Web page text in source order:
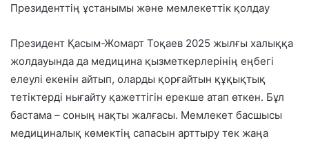
Президенттің ұстанымы және мемлекеттік қолдау
Президент Қасым-Жомарт Тоқаев 2025 жылғы халыққа
жолдауында да медицина қызметкерлерінің еңбегі
елеулі екенін айтып, оларды қорғайтын құқықтық
тетіктерді нығайту қажеттігін ерекше атап өткен. Бұл
бастама – соның нақты жалғасы. Мемлекет басшысы
медициналық көмектің сапасын арттыру тек жаңа